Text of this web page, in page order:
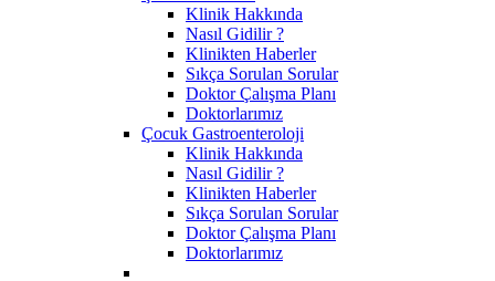
Klinik Hakkında
Nasıl Gidilir ?
Klinikten Haberler
Sıkça Sorulan Sorular
Doktor Çalışma Planı
Doktorlarımız
Çocuk Gastroenteroloji
Klinik Hakkında
Nasıl Gidilir ?
Klinikten Haberler
Sıkça Sorulan Sorular
Doktor Çalışma Planı
Doktorlarımız